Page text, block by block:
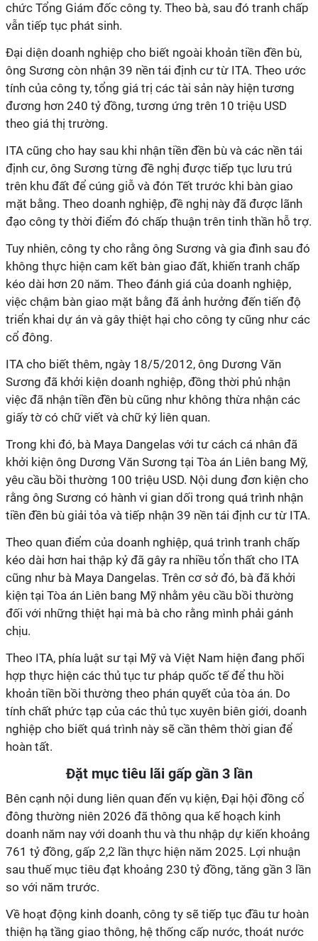
chức Tổng Giám đốc công ty. Theo bà, sau đó tranh chấp
vẫn tiếp tục phát sinh.
Đại diện doanh nghiệp cho biết ngoài khoản tiền đền bù,
ông Sương còn nhận 39 nền tái định cư từ ITA. Theo ước
tính của công ty, tổng giá trị các tài sản này hiện tương
đương hơn 240 tỷ đồng, tương ứng trên 10 triệu USD
theo giá thị trường.
ITA cũng cho hay sau khi nhận tiền đền bù và các nền tái
định cư, ông Sương từng đề nghị được tiếp tục lưu trú
trên khu đất để cúng giỗ và đón Tết trước khi bàn giao
mặt bằng. Theo doanh nghiệp, đề nghị này đã được lãnh
đạo công ty thời điểm đó chấp thuận trên tinh thần hỗ trợ.
Tuy nhiên, công ty cho rằng ông Sương và gia đình sau đó
không thực hiện cam kết bàn giao đất, khiến tranh chấp
kéo dài hơn 20 năm. Theo đánh giá của doanh nghiệp,
việc chậm bàn giao mặt bằng đã ảnh hưởng đến tiến độ
triển khai dự án và gây thiệt hại cho công ty cũng như các
cổ đông.
ITA cho biết thêm, ngày 18/5/2012, ông Dương Văn
Sương đã khởi kiện doanh nghiệp, đồng thời phủ nhận
việc đã nhận tiền đền bù cũng như không thừa nhận các
giấy tờ có chữ viết và chữ ký liên quan.
Trong khi đó, bà Maya Dangelas với tư cách cá nhân đã
khởi kiện ông Dương Văn Sương tại Tòa án Liên bang Mỹ,
yêu cầu bồi thường 100 triệu USD. Nội dung đơn kiện cho
rằng ông Sương có hành vi gian dối trong quá trình nhận
tiền đền bù giải tỏa và tiếp nhận 39 nền tái định cư từ ITA.
Theo quan điểm của doanh nghiệp, quá trình tranh chấp
kéo dài hơn hai thập kỷ đã gây ra nhiều tổn thất cho ITA
cũng như bà Maya Dangelas. Trên cơ sở đó, bà đã khởi
kiện tại Tòa án Liên bang Mỹ nhằm yêu cầu bồi thường
đối với những thiệt hại mà bà cho rằng mình phải gánh
chịu.
Theo ITA, phía luật sư tại Mỹ và Việt Nam hiện đang phối
hợp thực hiện các thủ tục tư pháp quốc tế để thu hồi
khoản tiền bồi thường theo phán quyết của tòa án. Do
tính chất phức tạp của các thủ tục xuyên biên giới, doanh
nghiệp cho biết quá trình này sẽ cần thêm thời gian để
hoàn tất.
Đặt mục tiêu lãi gấp gần 3 lần
Bên cạnh nội dung liên quan đến vụ kiện, Đại hội đồng cổ
đông thường niên 2026 đã thông qua kế hoạch kinh
doanh năm nay với doanh thu và thu nhập dự kiến khoảng
761 tỷ đồng, gấp 2,2 lần thực hiện năm 2025. Lợi nhuận
sau thuế mục tiêu đạt khoảng 230 tỷ đồng, tăng gần 3 lần
so với năm trước.
Về hoạt động kinh doanh, công ty sẽ tiếp tục đầu tư hoàn
thiện hạ tầng giao thông, hệ thống cấp nước, thoát nước